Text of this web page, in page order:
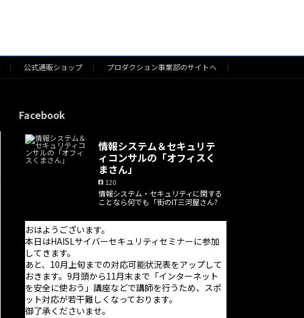
公式通販ショップ プロダクション事業部のサイトへ
Facebook
情報システム＆セキュリテ
ィコンサルの「オフィスく
まさん」
120
情報システム・セキュリティに関する
ことなら何でも「街のIT三河屋さん?
おはようございます。
本日はHAISLサイバーセキュリティセミナーに参加
してきます。
あと、10月上旬までの対応可能状況表をアップして
おきます。9月頭から11月末まで「インターネット
を安全に使おう」講座などで講師を行うため、スポ
ット対応が若干難しくなっております。
御了承くださいませ。